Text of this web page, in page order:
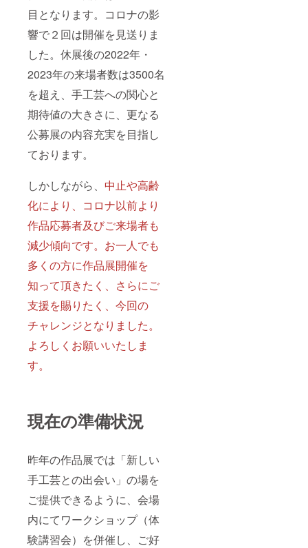
目となります。コロナの影
響で２回は開催を見送りま
した。休展後の2022年・
2023年の来場者数は3500名
を超え、手工芸への関心と
期待値の大きさに、更なる
公募展の内容充実を目指し
ております。
しかしながら、 中止や高齢
化により、コロナ以前より
作品応募者及びご来場者も
減少傾向です。お一人でも
多くの方に作品展開催を
知って頂きたく、さらにご
支援を賜りたく、今回の
チャレンジとなりました。
よろしくお願いいたしま
す。
現在の準備状況
昨年の作品展では「新しい
手工芸との出会い」の場を
ご提供できるように、会場
内にてワークショップ（体
験講習会）を併催し、ご好